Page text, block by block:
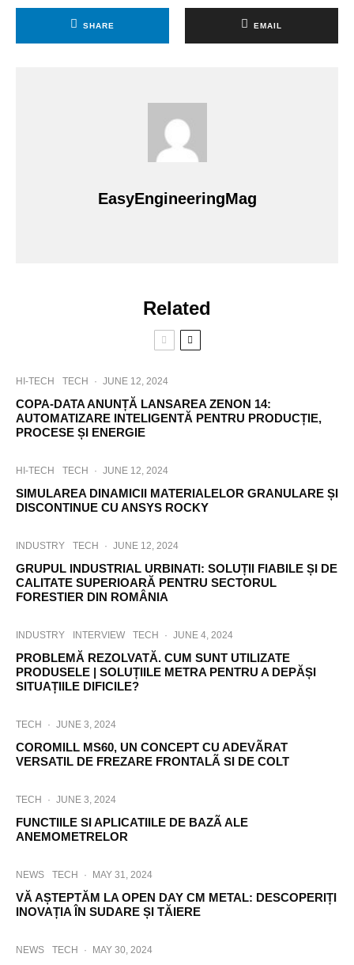
SHARE EMAIL
EasyEngineeringMag
Related
HI-TECH TECH · JUNE 12, 2024
COPA-DATA ANUNȚĂ LANSAREA ZENON 14:
AUTOMATIZARE INTELIGENTĂ PENTRU PRODUCȚIE,
PROCESE ȘI ENERGIE
HI-TECH TECH · JUNE 12, 2024
SIMULAREA DINAMICII MATERIALELOR GRANULARE ȘI
DISCONTINUE CU ANSYS ROCKY
INDUSTRY TECH · JUNE 12, 2024
GRUPUL INDUSTRIAL URBINATI: SOLUȚII FIABILE ȘI DE
CALITATE SUPERIOARĂ PENTRU SECTORUL
FORESTIER DIN ROMÂNIA
INDUSTRY INTERVIEW TECH · JUNE 4, 2024
PROBLEMĂ REZOLVATĂ. CUM SUNT UTILIZATE
PRODUSELE | SOLUȚIILE METRA PENTRU A DEPĂȘI
SITUAȚIILE DIFICILE?
TECH · JUNE 3, 2024
COROMILL MS60, UN CONCEPT CU ADEVÃRAT
VERSATIL DE FREZARE FRONTALÃ SI DE COLT
TECH · JUNE 3, 2024
FUNCTIILE SI APLICATIILE DE BAZÃ ALE
ANEMOMETRELOR
NEWS TECH · MAY 31, 2024
VĂ AȘTEPTĂM LA OPEN DAY CM METAL: DESCOPERIȚI
INOVAȚIA ÎN SUDARE ȘI TĂIERE
NEWS TECH · MAY 30, 2024